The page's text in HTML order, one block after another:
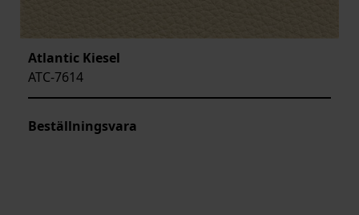
Atlantic Kiesel
ATC-7614
Beställningsvara